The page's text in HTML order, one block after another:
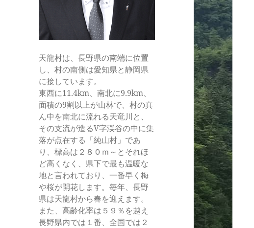
天龍村は、長野県の南端に位置
し、村の南側は愛知県と静岡県
に接しています。
東西に11.4km、南北に9.9km、
面積の9割以上が山林で、村の真
ん中を南北に流れる天竜川と、
その支流が造るV字渓谷の中に集
落が点在する「純山村」であ
り、標高は２８０ｍ～とそれほ
ど高くなく、県下で最も温暖な
地と言われており、一番早く梅
や桜が開花します。毎年、長野
県は天龍村から春を迎えます。
また、高齢化率は５９％を越え
長野県内では１番、全国では２